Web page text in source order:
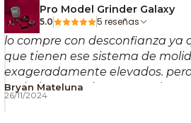
🍊 Notas cítricas frescas
⛽ Toques diésel marcados
🌱 Fondo terroso y herbal
🌶️ Matices especiados
🍍🍉 Acentos de frutas
Pro Model Grinder Galaxy
5.0 5 reseñas
lo compre con desconfianza ya
que tienen ese sistema de
exageradamente elevados.
moledor es exelente, pesado,
color rosado es aperlado
Bryan Mateluna
26/11/2024